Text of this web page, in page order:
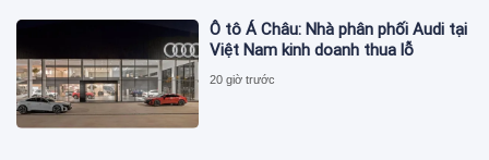
Ô tô Á Châu: Nhà phân phối Audi tại
Việt Nam kinh doanh thua lỗ
20 giờ trước